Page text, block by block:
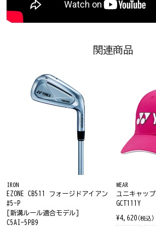
関連商品
IRON
EZONE CB511 フォージドアイアン
#5-P
[新溝ルール適合モデル]
C5AI-5PB9
WEAR
ユニキャップ
GCT111Y
¥4,620 (税込)